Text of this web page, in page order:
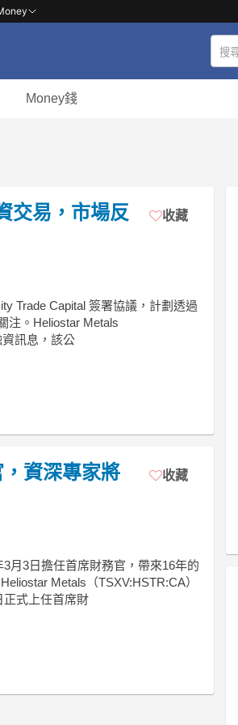
Money錢
交易，市場反
收藏
Trade Capital 簽署協議，計劃透過
注。Heliostar Metals
訊息，該公
資深專家將
收藏
月3日擔任首席財務官，帶來16年的
Metals（TSXV:HSTR:CA）
正式上任首席財